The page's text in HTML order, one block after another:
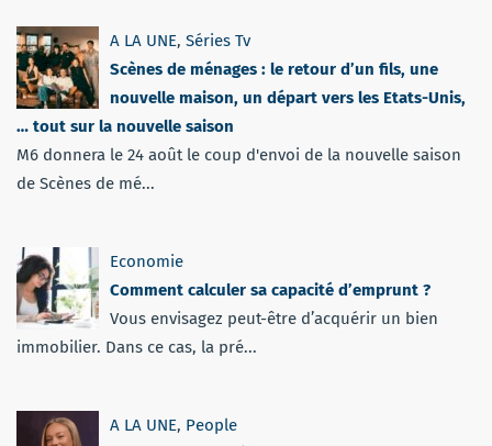
A LA UNE, Séries Tv
Scènes de ménages : le retour d’un fils, une
nouvelle maison, un départ vers les Etats-Unis,
… tout sur la nouvelle saison
M6 donnera le 24 août le coup d'envoi de la nouvelle saison
de Scènes de mé...
Economie
Comment calculer sa capacité d’emprunt ?
Vous envisagez peut-être d’acquérir un bien
immobilier. Dans ce cas, la pré...
A LA UNE, People